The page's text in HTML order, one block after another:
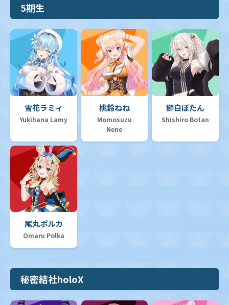
5期生
雪花ラミィ
Yukihana Lamy
桃鈴ねね
Momosuzu
Nene
獅白ぼたん
Shishiro Botan
尾丸ポルカ
Omaru Polka
秘密結社holoX